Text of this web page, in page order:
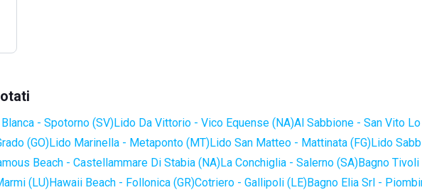
Blanca - Spotorno (SV)Lido Da Vittorio - Vico Equense (NA)Al Sabbione - San Vito
(GO)Lido Marinella - Metaponto (MT)Lido San Matteo - Mattinata (FG)Lido
Beach - Castellammare Di Stabia (NA)La Conchiglia - Salerno (SA)Bagno Tivoli
(LU)Hawaii Beach - Follonica (GR)Cotriero - Gallipoli (LE)Bagno Elia Srl -